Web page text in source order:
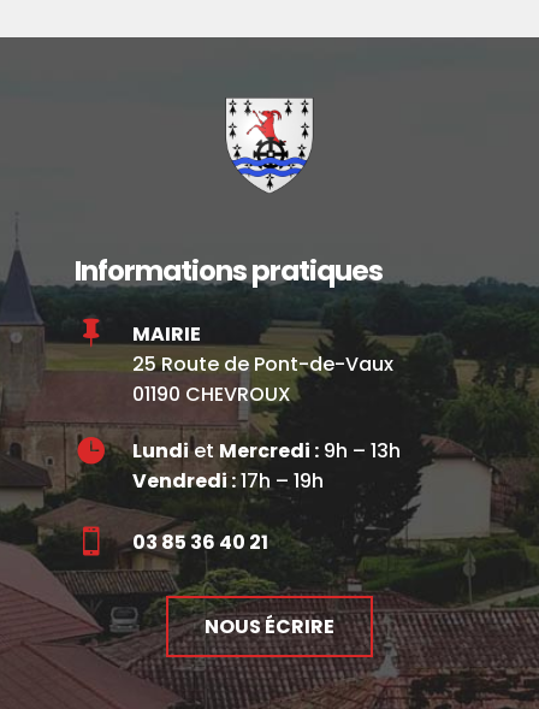
Informations pratiques

MAIRIE
25 Route de Pont-de-Vaux
01190 CHEVROUX
 Lundiet Mercredi :9h – 13h
Vendredi :17h – 19h
 03 85 36 40 21
NOUS ÉCRIRE